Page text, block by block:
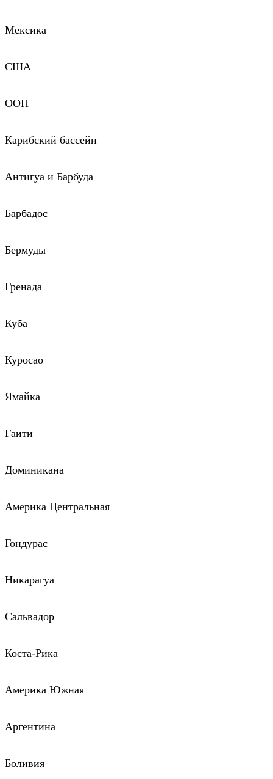
Мексика
США
ООН
Карибский бассейн
Антигуа и Барбуда
Барбадос
Бермуды
Гренада
Куба
Куросао
Ямайка
Гаити
Доминикана
Америка Центральная
Гондурас
Никарагуа
Сальвадор
Коста-Рика
Америка Южная
Аргентина
Боливия